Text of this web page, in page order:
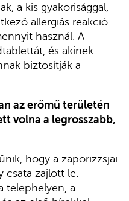
a kis gyakorisággal,
allergiás reakció
használ. A
és akinek
biztosítják a
az erőmű területén
volna a legrosszabb,
hogy a zaporizzsjai
csata zajlott le.
telephelyen, a